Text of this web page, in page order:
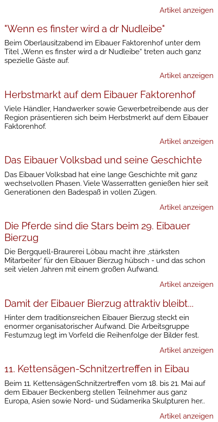
Artikel anzeigen
"Wenn es finster wird a dr Nudleibe"
Beim Oberlausitzabend im Eibauer Faktorenhof unter dem
Titel „Wenn es finster wird a dr Nudleibe“ treten auch ganz
spezielle Gäste auf.
Artikel anzeigen
Herbstmarkt auf dem Eibauer Faktorenhof
Viele Händler, Handwerker sowie Gewerbetreibende aus der
Region präsentieren sich beim Herbstmerkt auf dem Eibauer
Faktorenhof.
Artikel anzeigen
Das Eibauer Volksbad und seine Geschichte
Das Eibauer Volksbad hat eine lange Geschichte mit ganz
wechselvollen Phasen. Viele Wasserratten genießen hier seit
Generationen den Badespaß in vollen Zügen.
Artikel anzeigen
Die Pferde sind die Stars beim 29. Eibauer
Bierzug
Die Bergquell-Braurerei Löbau macht ihre ,stärksten
Mitarbeiter’ für den Eibauer Bierzug hübsch - und das schon
seit vielen Jahren mit einem großen Aufwand.
Artikel anzeigen
Damit der Eibauer Bierzug attraktiv bleibt...
Hinter dem traditionsreichen Eibauer Bierzug steckt ein
enormer organisatorischer Aufwand. Die Arbeitsgruppe
Festumzug legt im Vorfeld die Reihenfolge der Bilder fest.
Artikel anzeigen
11. Kettensägen-Schnitzertreffen in Eibau
Beim 11. KettensägenSchnitzertreffen vom 18. bis 21. Mai auf
dem Eibauer Beckenberg stellen Teilnehmer aus ganz
Europa, Asien sowie Nord- und Südamerika Skulpturen her..
Artikel anzeigen